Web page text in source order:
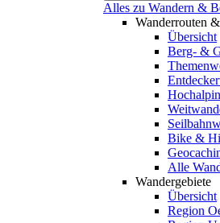
Alles zu Wandern &
Wanderrouten
Übersicht
Berg- &
Bike &
Alle
Wandergebiete
Übersicht
Region